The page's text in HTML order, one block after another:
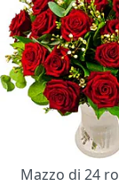
Mazzo di 24